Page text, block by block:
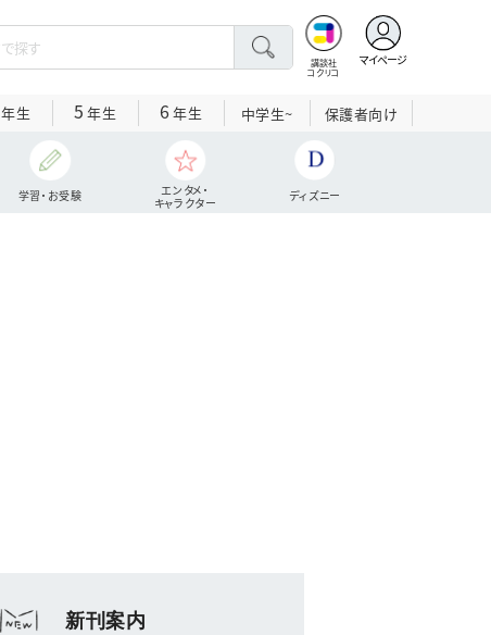
講談社
コクリコ
マイページ
年生 5 年生 6 年生 中学生~ 保護者向け
学習・お受験
エンタメ・
キャラクター
ディズニー
新刊案内